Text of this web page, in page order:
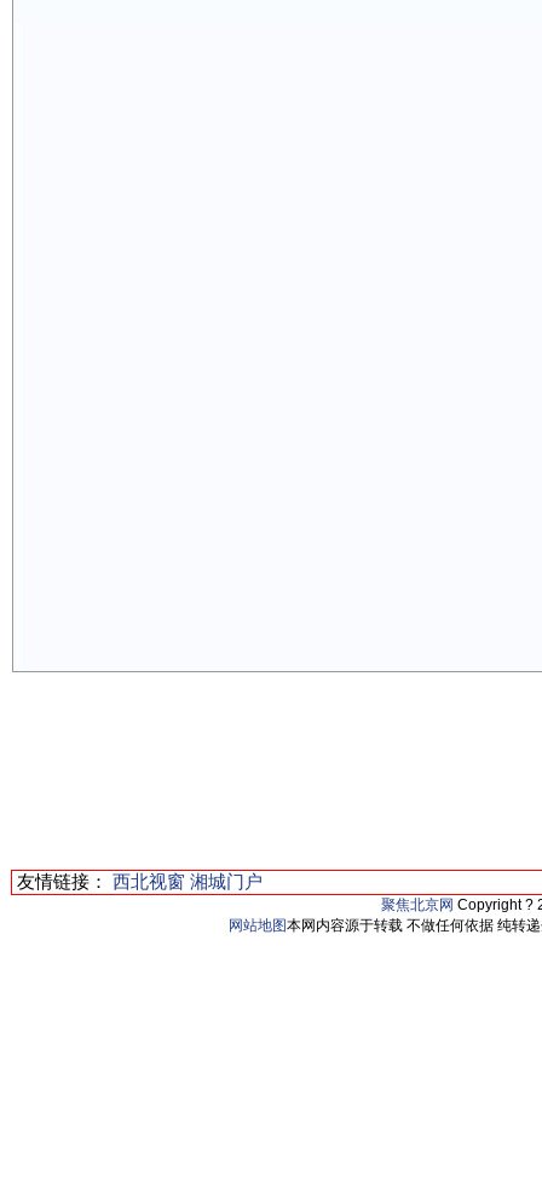
友情链接： 西北视窗 湘城门户
聚焦北京网 Copyright ?
网站地图本网内容源于转载 不做任何依据 纯转